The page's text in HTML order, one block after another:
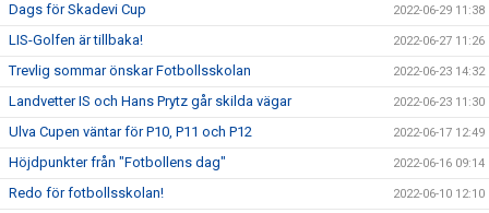
Dags för Skadevi Cup 2022-06-29 11:38
LIS-Golfen är tillbaka! 2022-06-27 11:26
Trevlig sommar önskar Fotbollsskolan 2022-06-23 14:32
Landvetter IS och Hans Prytz går skilda vägar 2022-06-23 11:30
Ulva Cupen väntar för P10, P11 och P12 2022-06-17 12:49
Höjdpunkter från "Fotbollens dag" 2022-06-16 09:14
Redo för fotbollsskolan! 2022-06-10 12:10